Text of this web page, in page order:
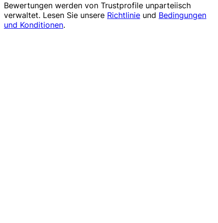
Bewertungen werden von Trustprofile unparteiisch
verwaltet. Lesen Sie unsere Richtlinie und Bedingungen
und Konditionen.